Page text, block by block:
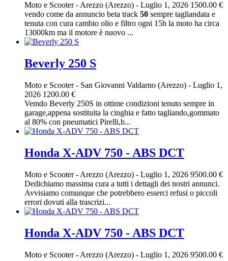
Moto e Scooter-Arezzo (Arezzo) - Luglio 1, 2026 1500.00 €
vendo come da annuncio beta track 50 sempre tagliandata e
tenuta con cura cambio olio e filtro ogni 15h la moto ha circa
13000km ma il motore è nuovo ...
Beverly 250 S
Moto e Scooter- San Giovanni Valdarno (Arezzo) - Luglio 1,
2026 1200.00 €
Vemdo Beverly 250S in ottime condizioni tenuto sempre in
garage,appena sostituita la cinghia e fatto tagliando,gommato
al 80% con pneumatici Pirelli,b...
Honda X-ADV 750 - ABS DCT
Moto e Scooter- Arezzo (Arezzo) - Luglio 1, 2026 9500.00 €
Dedichiamo massima cura a tutti i dettagli dei nostri annunci.
Avvisiamo comunque che potrebbero esserci refusi o piccoli
errori dovuti alla trascrizi...
Honda X-ADV 750 - ABS DCT
Moto e Scooter- Arezzo (Arezzo) - Luglio 1, 2026 9500.00 €